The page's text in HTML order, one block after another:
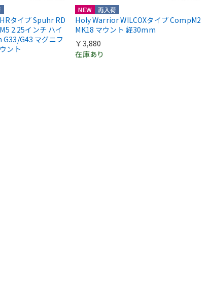
タイプ Spuhr RD
2.25インチ ハイ
G33/G43 マグニフ
ント
NEW 再入荷
Holy Warrior WILCOXタイプ CompM2
MK18 マウント 経30mm
￥3,880
在庫あり